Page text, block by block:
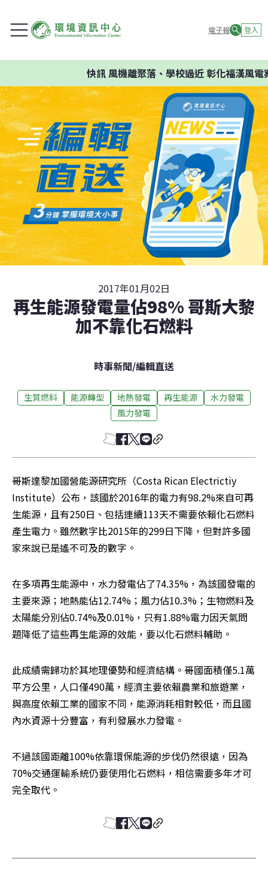
電子報 登入
快訊風機離聚落、學校過近 彰化福漢風電
2017年01月02日
再生能源發電量佔98% 哥斯大黎
加不靠化石燃料
時事新聞/編輯直送
生質燃料 能源轉型 地熱發電 再生能源
水力發電
風力發電
哥斯達黎加國營能源研究所（Costa Rican Electrictiy
Institute）公布，該國於2016年的電力有98.2%來自可再
生能源，且有250日、包括連續113天不需要依賴化石燃料
產生電力。雖然數字比2015年的299日下降，但對許多國
家來說已是遙不可及的數字。
在多項再生能源中，水力發電佔了74.35%，為該國發電的
主要來源；地熱能佔12.74%；風力佔10.3%；生物燃料及
太陽能分別佔0.74%及0.01%，只有1.88%電力因天氣問
題降低了這些再生能源的效能，要以化石燃料輔助。
此成績需歸功於其地理優勢和經濟結構。哥國面積僅5.1萬
平方公里，人口僅490萬，經濟主要依賴農業和旅遊業，
與高度依賴工業的國家不同，能源消耗相對較低，而且國
內水資源十分豐富，有利發展水力發電。
不過該國距離100%依靠環保能源的步伐仍然很遠，因為
70%交通運輸系統仍要使用化石燃料，相信需要多年才可
完全取代。